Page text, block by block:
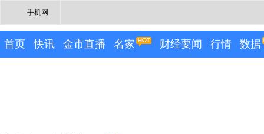
手机网
首页 快讯 金市直播 名家 财经要闻 行情 数据